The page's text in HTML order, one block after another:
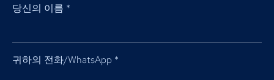
당신의 이름 *
귀하의 전화/WhatsApp *